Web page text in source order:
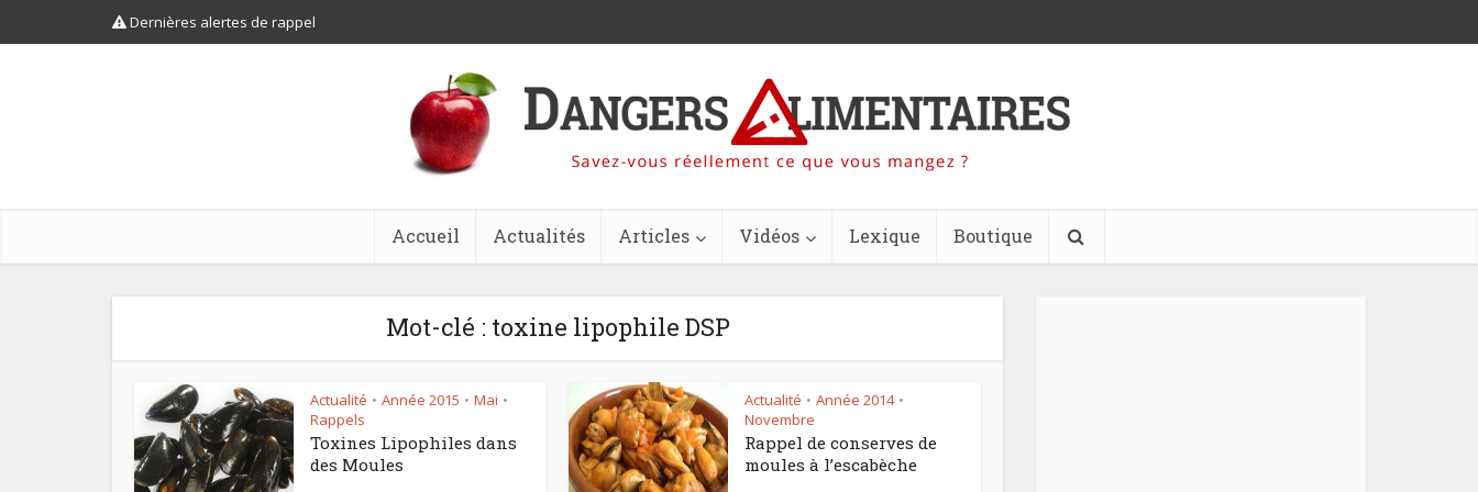
Dernières alertes de rappel
Accueil Actualités Articles Vidéos Lexique Boutique
Mot-clé : toxine lipophile DSP
Actualité • Année 2015 • Mai •
Rappels
Toxines Lipophiles dans
des Moules
Actualité • Année 2014 •
Novembre
Rappel de conserves de
moules à l’escabèche